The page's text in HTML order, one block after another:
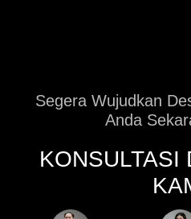
Segera Wujudkan
Anda
KONSULTASI